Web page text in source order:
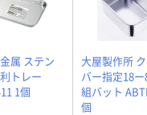
属 ステン
トレー
1個
大屋製作所
バー指定18
組バット
個